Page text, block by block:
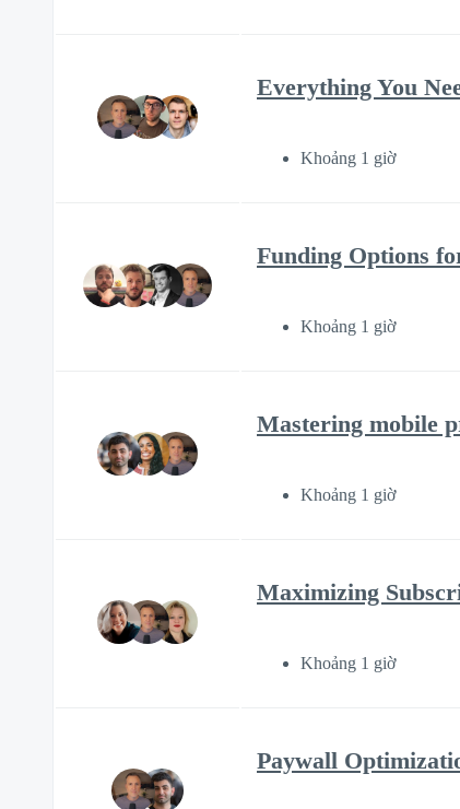
Everything You
Khoảng 1 giờ
Funding Options
Khoảng 1 giờ
Mastering mobile
Khoảng 1 giờ
Maximizing
Khoảng 1 giờ
Paywall